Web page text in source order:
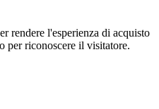
rendere l'esperienza di acquisto
per riconoscere il visitatore.